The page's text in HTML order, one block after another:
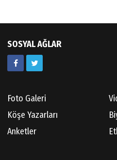
SOSYAL AĞLAR
Foto Galeri
Köşe Yazarları
Anketler